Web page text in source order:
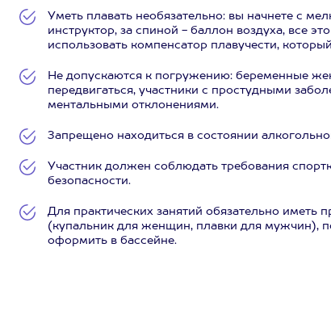
Уметь плавать необязательно: вы начнете с
инструктор, за спиной - баллон воздуха, все
использовать компенсатор плавучести,
Не допускаются к погружению: беременные
передвигаться, участники с простудными
ментальными отклонениями.
Запрещено находиться в состоянии
Участник должен соблюдать требования
безопасности.
Для практических занятий обязательно иметь
(купальник для женщин, плавки для мужчин),
оформить в бассейне.